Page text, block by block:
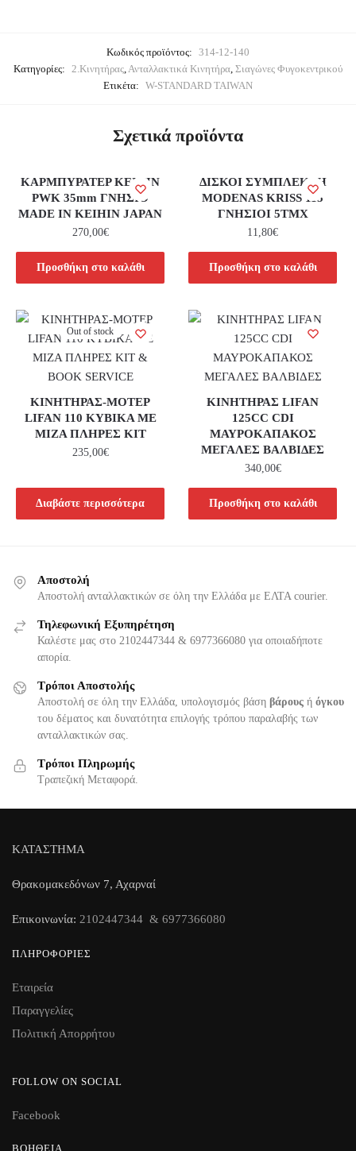
Κωδικός προϊόντος: 314-12-140
Κατηγορίες: 2.Κινητήρας,Ανταλλακτικά Κινητήρα, Σιαγώνες Φυγοκεντρικού
Ετικέτα: W-STANDARD TAIWAN
Σχετικά προϊόντα
ΚΑΡΜΠΥΡΑΤΕΡ KEIHIN
PWK 35mm ΓΝΗΣΙΟ
MADE ΙΝ KEIHIN JAPAN
270,00€
Προσθήκη στο καλάθι
ΔΙΣΚΟΙ ΣΥΜΠΛΕΚΤΗ
MODENAS KRISS 115
ΓΝΗΣΙΟΙ 5ΤΜΧ
11,80€
Προσθήκη στο καλάθι
Out of stock
ΚΙΝΗΤΗΡΑΣ-ΜΟΤΕΡ
LIFAN 110 ΚΥΒΙΚΑ ΜΕ
ΜΙΖΑ ΠΛΗΡΕΣ ΚΙΤ
235,00€
Διαβάστε περισσότερα
ΚΙΝΗΤΗΡΑΣ LIFAN
125CC CDI
ΜΑΥΡΟΚΑΠΑΚΟΣ
ΜΕΓΑΛΕΣ ΒΑΛΒΙΔΕΣ
340,00€
Προσθήκη στο καλάθι
Αποστολή
Αποστολή ανταλλακτικών σε όλη την Ελλάδα με ΕΛΤΑ courier.
Τηλεφωνική Εξυπηρέτηση
Καλέστε μας στο 2102447344 & 6977366080 για οποιαδήποτε
απορία.
Τρόποι Αποστολής
Αποστολή σε όλη την Ελλάδα, υπολογισμός βάση βάρους ή όγκου
του δέματος και δυνατότητα επιλογής τρόπου παραλαβής των
ανταλλακτικών σας.
Τρόποι Πληρωμής
Τραπεζική Μεταφορά.
ΚΑΤΑΣΤΗΜΑ
Θρακομακεδόνων 7, Αχαρναί
Επικοινωνία: 2102447344 & 6977366080
ΠΛΗΡΟΦΟΡΊΕΣ
Εταιρεία
Παραγγελίες
Πολιτική Απορρήτου
FOLLOW ON SOCIAL
Facebook
ΒΟΉΘΕΙΑ